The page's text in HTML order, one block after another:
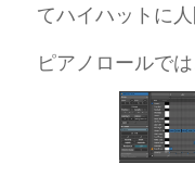
てハイハットに
ピアノロールで